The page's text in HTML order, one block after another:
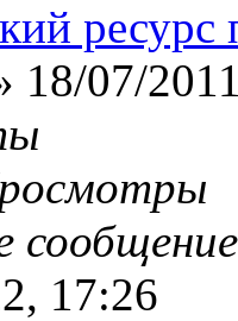
18/07/
17:26